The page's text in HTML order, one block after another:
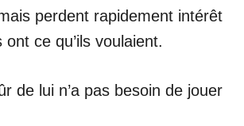
perdent rapidement intérêt
ont ce qu’ils voulaient.
de lui n’a pas besoin de jouer